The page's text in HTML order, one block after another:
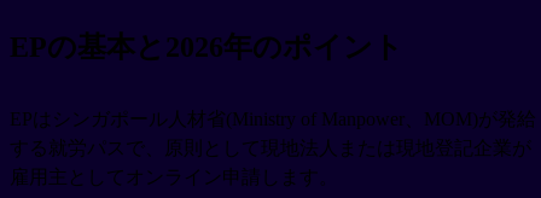
EPの基本と2026年のポイント
EPはシンガポール人材省(Ministry of Manpower、MOM)が発給
する就労パスで、原則として現地法人または現地登記企業が
雇用主としてオンライン申請します。